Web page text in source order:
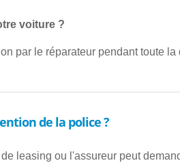
voiture ?
par le réparateur pendant toute
de la police ?
leasing ou l'assureur peut